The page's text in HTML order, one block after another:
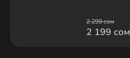
2 299 сом
2 199 сом